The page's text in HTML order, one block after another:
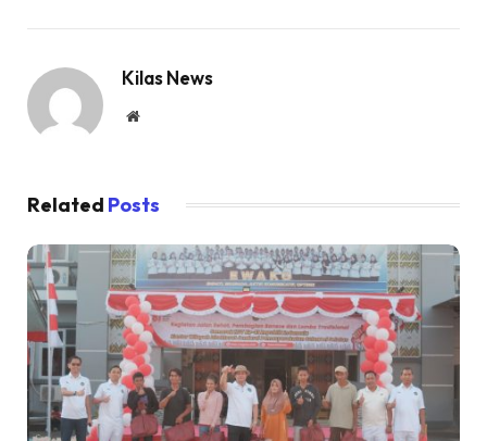
Kilas News
Website
Related Posts